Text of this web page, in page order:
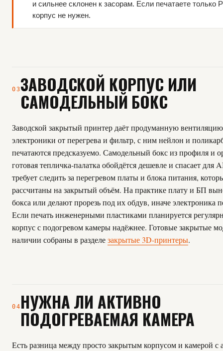
и сильнее склонен к засорам. Если печатаете только
корпус не нужен.
03ЗАВОДСКОЙ КОРПУС ИЛИ
САМОДЕЛЬНЫЙ БОКС
Заводской закрытый принтер даёт продуманную
электроники от перегрева и фильтр, с ним нейлон и
печатаются предсказуемо. Самодельный бокс из профиля и
готовая тепличка-палатка обойдётся дешевле и спасает для
требует следить за перегревом платы и блока питания,
рассчитаны на закрытый объём. На практике плату и БП
бокса или делают прорезь под их обдув, иначе электроника
Если печать инженерными пластиками планируется
корпус с подогревом камеры надёжнее. Готовые закрытые
наличии собраны в разделезакрытые 3D-принтеры.
04 НУЖНА ЛИ АКТИВНО
ПОДОГРЕВАЕМАЯ КАМЕРА
Есть разница между просто закрытым корпусом и камерой с